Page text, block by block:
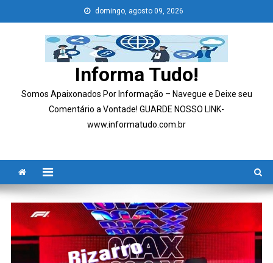
to
domingo, agosto 09, 2026
Informa Tudo!
Somos Apaixonados Por Informação – Navegue e Deixe seu
Comentário a Vontade! GUARDE NOSSO LINK-
www.informatudo.com.br